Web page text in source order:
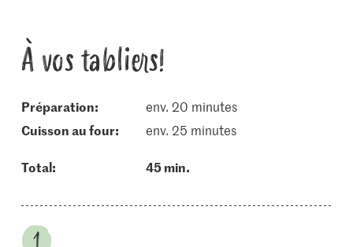
À vos tabliers!
Préparation:
env. 20 minutes
cuisson au four:
env. 25 minutes
Total: 45 min.